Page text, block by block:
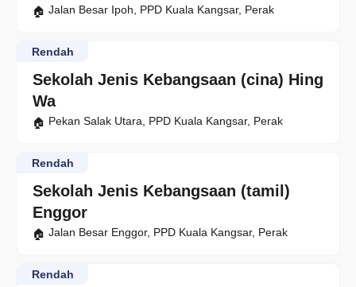
Jalan Besar Ipoh, PPD Kuala Kangsar, Perak
Sekolah Jenis Kebangsaan (cina) Hing
Wa
Rendah
Pekan Salak Utara, PPD Kuala Kangsar, Perak
Sekolah Jenis Kebangsaan (tamil)
Enggor
Rendah
Jalan Besar Enggor, PPD Kuala Kangsar, Perak
Rendah